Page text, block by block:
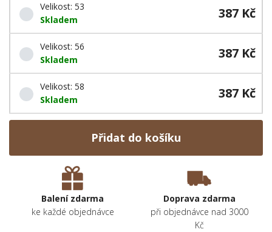
Velikost: 53
Skladem
387 Kč
Velikost: 56
Skladem
387 Kč
Velikost: 58
Skladem
387 Kč
Přidat do košíku
Balení zdarma
ke každé objednávce
Doprava zdarma
při objednávce nad 3000
Kč